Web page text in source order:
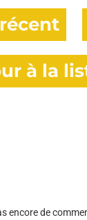
à la
encore de